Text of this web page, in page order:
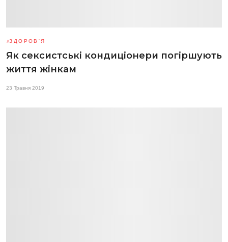
ЗДОРОВ'Я
Як сексистські кондиціонери погіршують
життя жінкам
23 Травня 2019